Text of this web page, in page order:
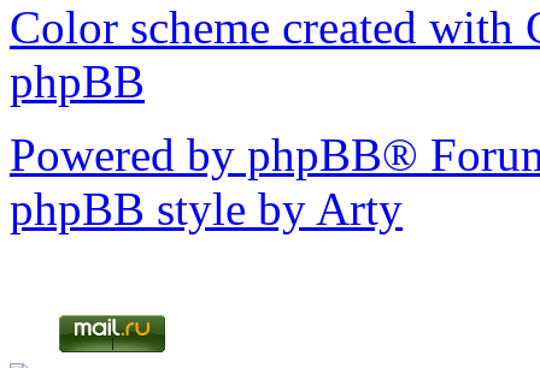
Color scheme created with
phpBB
Powered by phpBB®
phpBB style by Arty